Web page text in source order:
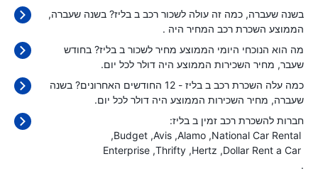
בשנה שעברה, כמה זה עולה לשכור רכב ב בליז? בשנה שעברה,
הממוצע השכרת רכב המחיר היה .
מה הוא הנוכחי היומי הממוצע מחיר לשכור ב בליז? בחודש
שעבר, מחיר השכירות הממוצע היה דולר לכל יום.
כמה עלה השכרת רכב ב בליז - 12 החודשים האחרונים? בשנה
שעברה, מחיר השכירות הממוצע היה דולר לכל יום.
חברות להשכרת רכב זמין ב בליז:
National Car Rental
Alamo
Avis
Budget
Dollar Rent a Car
Hertz
Thrifty
Enterprise
.